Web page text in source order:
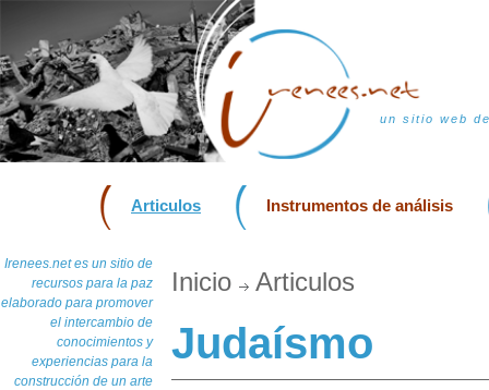
un sitio web
Articulos Instrumentos de análisis
Irenees.net es un sitio de
recursos para la paz
elaborado para promover
el intercambio de
conocimientos y
experiencias para la
construcción de un arte
Inicio Articulos
Judaísmo